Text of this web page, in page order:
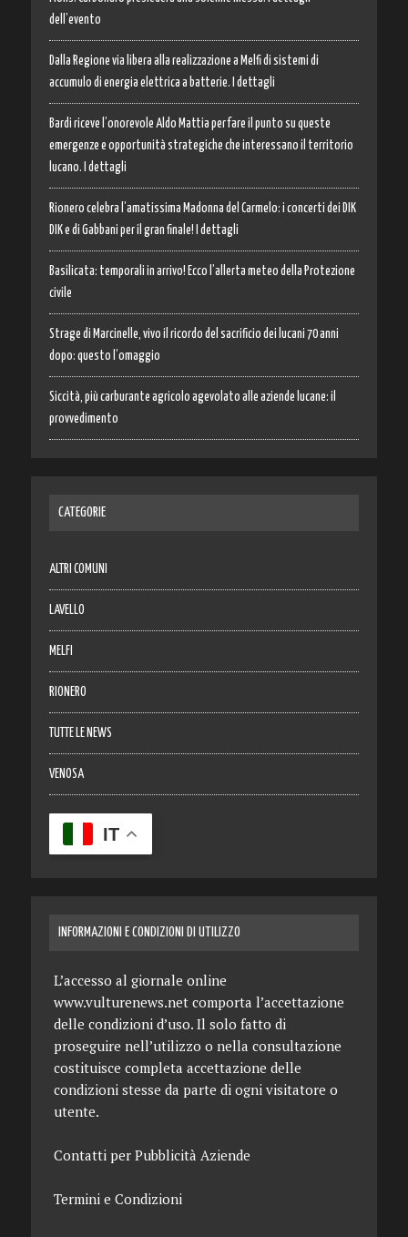
dell’evento
Dalla Regione via libera alla realizzazione a Melfi di sistemi di
accumulo di energia elettrica a batterie. I dettagli
Bardi riceve l’onorevole Aldo Mattia per fare il punto su queste
emergenze e opportunità strategiche che interessano il territorio
lucano. I dettagli
Rionero celebra l’amatissima Madonna del Carmelo: i concerti dei DIK
DIK e di Gabbani per il gran finale! I dettagli
Basilicata: temporali in arrivo! Ecco l’allerta meteo della Protezione
civile
Strage di Marcinelle, vivo il ricordo del sacrificio dei lucani 70 anni
dopo: questo l’omaggio
Siccità, più carburante agricolo agevolato alle aziende lucane: il
provvedimento
CATEGORIE
ALTRI COMUNI
LAVELLO
MELFI
RIONERO
TUTTE LE NEWS
VENOSA
IT
INFORMAZIONI E CONDIZIONI DI UTILIZZO
L’accesso al giornale online
www.vulturenews.net comporta l’accettazione
delle condizioni d’uso. Il solo fatto di
proseguire nell’utilizzo o nella consultazione
costituisce completa accettazione delle
condizioni stesse da parte di ogni visitatore o
utente.
Contatti per Pubblicità Aziende
Termini e Condizioni